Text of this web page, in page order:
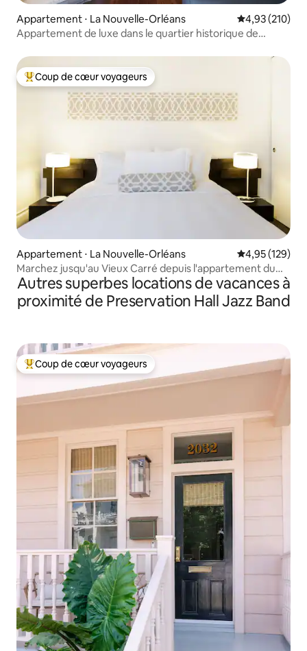
Appartement ⋅ La Nouvelle-Orléans Évaluation
4,93 (210)
Appartement de luxe dans le quartier historique de
Coups de cœur voyageurs les plus appréciés
Coup de cœur voyageurs
Appartement ⋅ La Nouvelle-Orléans Évaluation
4,95 (129)
Marchez jusqu'au Vieux Carré depuis l'appartement du
quartier financier
Autres superbes locations de vacances à
proximité de Preservation Hall Jazz Band
Coups de cœur voyageurs les plus appréciés
Coup de cœur voyageurs